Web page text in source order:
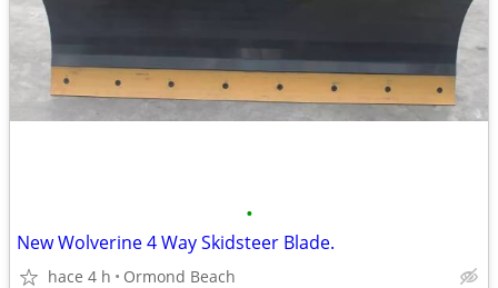
•
New Wolverine 4 Way Skidsteer Blade.
hace 4 h Ormond Beach